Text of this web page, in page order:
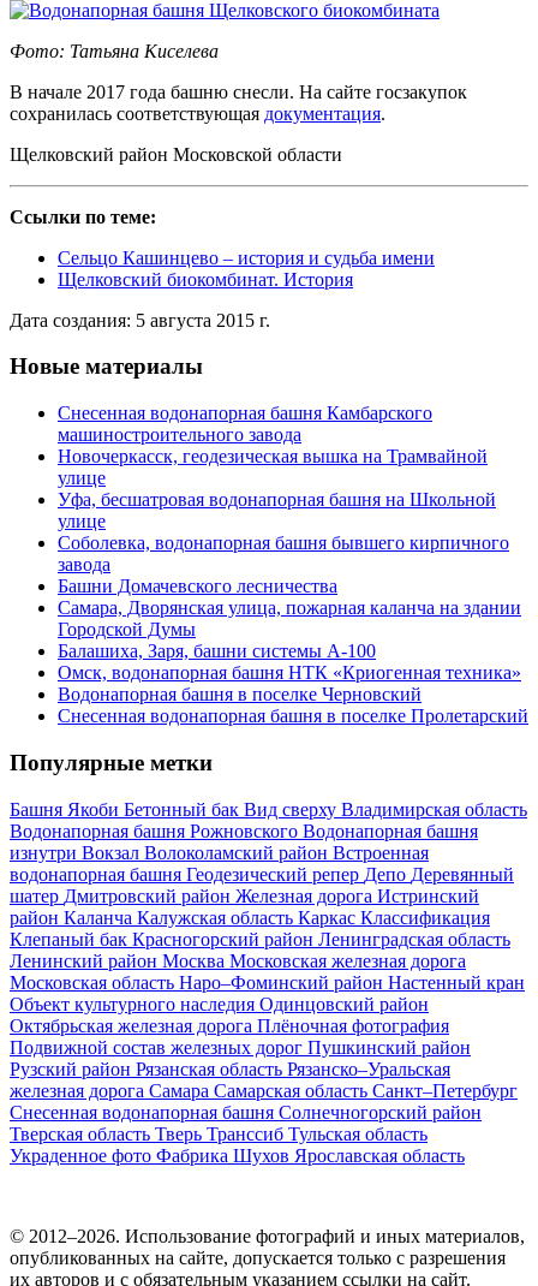
Фото: Татьяна Киселева
В начале 2017 года башню снесли. На сайте госзакупок
сохранилась соответствующая документация.
Щелковский район Московской области
Ссылки по теме:
Сельцо Кашинцево – история и судьба имени
Щелковский биокомбинат. История
Дата создания: 5 августа 2015 г.
Новые материалы
Снесенная водонапорная башня Камбарского
машиностроительного завода
Новочеркасск, геодезическая вышка на Трамвайной
улице
Уфа, бесшатровая водонапорная башня на Школьной
улице
Соболевка, водонапорная башня бывшего кирпичного
завода
Башни Домачевского лесничества
Самара, Дворянская улица, пожарная каланча на здании
Городской Думы
Балашиха, Заря, башни системы А-100
Омск, водонапорная башня НТК «Криогенная техника»
Водонапорная башня в поселке Черновский
Снесенная водонапорная башня в поселке Пролетарский
Популярные метки
Башня Якоби Бетонный бак Вид сверху Владимирская область
Водонапорная башня Рожновского Водонапорная башня
изнутри Вокзал Волоколамский район Встроенная
водонапорная башня Геодезический репер Депо Деревянный
шатер Дмитровский район Железная дорога Истринский
район Каланча Калужская область Каркас Классификация
Клепаный бак Красногорский район Ленинградская область
Ленинский район Москва Московская железная дорога
Московская область Наро–Фоминский район Настенный кран
Объект культурного наследия Одинцовский район
Октябрьская железная дорога Плёночная фотография
Подвижной состав железных дорог Пушкинский район
Рузский район Рязанская область Рязанско–Уральская
железная дорога Самара Самарская область Санкт–Петербург
Снесенная водонапорная башня Солнечногорский район
Тверская область Тверь Транссиб Тульская область
Украденное фото Фабрика Шухов Ярославская область
© 2012–2026. Использование фотографий и иных материалов,
опубликованных на сайте, допускается только с разрешения
их авторов и c обязательным указанием ссылки на сайт.